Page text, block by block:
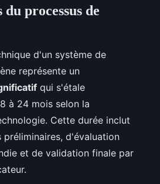
processus de
d'un système de
représente un
qui s'étale
à 24 mois selon la
Cette durée inclut
préliminaires, d'évaluation
et de validation finale par